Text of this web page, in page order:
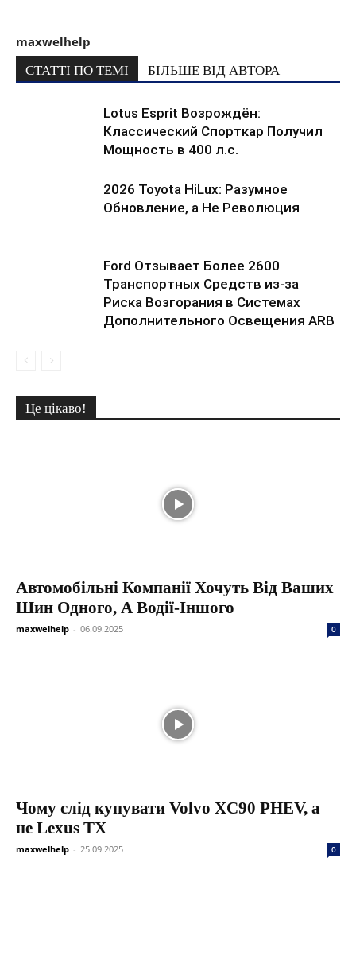
maxwelhelp
СТАТТІ ПО ТЕМІ БІЛЬШЕ ВІД АВТОРА
Lotus Esprit Возрождён:
Классический Спорткар Получил
Мощность в 400 л.с.
2026 Toyota HiLux: Разумное
Обновление, а Не Революция
Ford Отзывает Более 2600
Транспортных Средств из-за
Риска Возгорания в Системах
Дополнительного Освещения ARB
Це цікаво!
Автомобільні Компанії Хочуть Від Ваших
Шин Одного, А Водії-Іншого
maxwelhelp - 06.09.2025 0
Чому слід купувати Volvo XC90 PHEV, а
не Lexus TX
maxwelhelp - 25.09.2025 0